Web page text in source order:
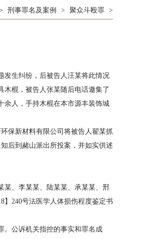
刑事罪名及案例 > 聚众斗殴罪 >
发生纠纷，后被告人汪某将此情况
木棍，被告人张某随后电话邀集了
余人，手持木棍在本市源丰装饰城
保新材料有限公司将被告人翟某抓
后到赭山派出所投案，并如实供述
某、李某某、陆某某、承某某、邢
240号法医学人体损伤程度鉴定书
。公诉机关指控的事实和罪名成